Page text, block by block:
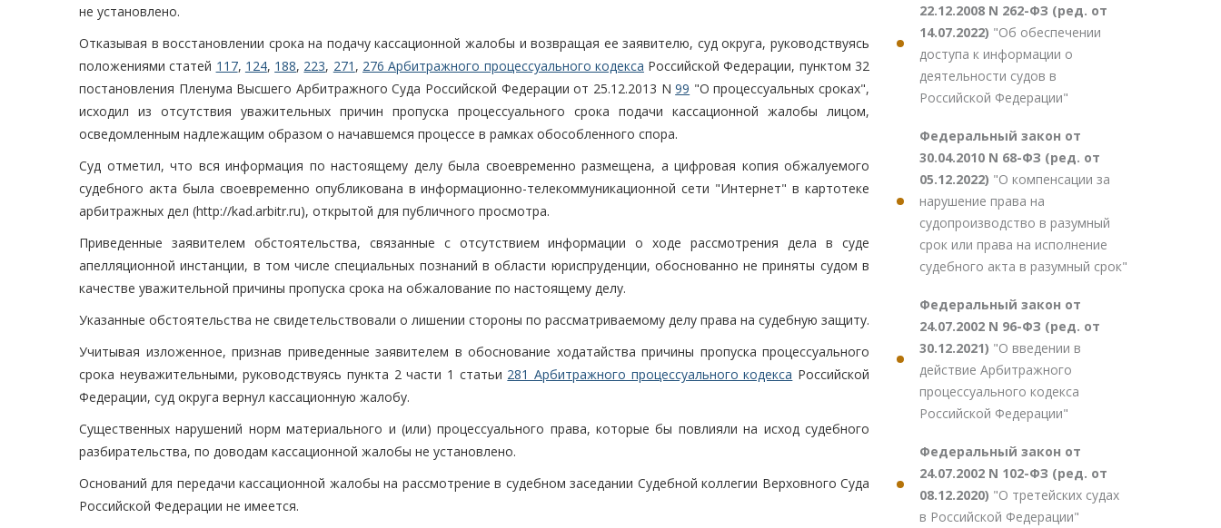
не установлено.
Отказывая в восстановлении срока на подачу кассационной жалобы и возвращая ее заявителю, суд округа, руководствуясь
положениями статей 117, 124, 188, 223, 271 , 276 Арбитражного процессуального кодекса Российской Федерации, пунктом 32
постановления Пленума Высшего Арбитражного Суда Российской Федерации от 25.12.2013 N99 "О процессуальных сроках",
исходил из отсутствия уважительных причин пропуска процессуального срока подачи кассационной жалобы лицом,
осведомленным надлежащим образом о начавшемся процессе в рамках обособленного спора.
Суд отметил, что вся информация по настоящему делу была своевременно размещена, а цифровая копия обжалуемого
судебного акта была своевременно опубликована в информационно-телекоммуникационной сети "Интернет" в картотеке
арбитражных дел (http://kad.arbitr.ru), открытой для публичного просмотра.
Приведенные заявителем обстоятельства, связанные с отсутствием информации о ходе рассмотрения дела в суде
апелляционной инстанции, в том числе специальных познаний в области юриспруденции, обоснованно не приняты судом в
качестве уважительной причины пропуска срока на обжалование по настоящему делу.
Указанные обстоятельства не свидетельствовали о лишении стороны по рассматриваемому делу права на судебную защиту.
Учитывая изложенное, признав приведенные заявителем в обоснование ходатайства причины пропуска процессуального
срока неуважительными, руководствуясь пункта 2 части 1 статьи 281 Арбитражного процессуального кодекса Российской
Федерации, суд округа вернул кассационную жалобу.
Существенных нарушений норм материального и (или) процессуального права, которые бы повлияли на исход судебного
разбирательства, по доводам кассационной жалобы не установлено.
Оснований для передачи кассационной жалобы на рассмотрение в судебном заседании Судебной коллегии Верховного Суда
Российской Федерации не имеется.
22.12.2008 N 262-ФЗ (ред. от
14.07.2022) "Об обеспечении
доступа к информации о
деятельности судов в
Российской Федерации"
Федеральный закон от
30.04.2010 N 68-ФЗ (ред. от
05.12.2022) "О компенсации за
нарушение права на
судопроизводство в разумный
срок или права на исполнение
судебного акта в разумный срок"
Федеральный закон от
24.07.2002 N 96-ФЗ (ред. от
30.12.2021) "О введении в
действие Арбитражного
процессуального кодекса
Российской Федерации"
Федеральный закон от
24.07.2002 N 102-ФЗ (ред. от
08.12.2020) "О третейских судах
в Российской Федерации"